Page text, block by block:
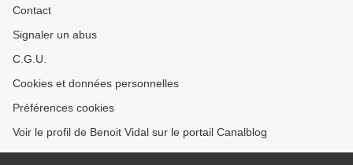
Contact
Signaler un abus
C.G.U.
Cookies et données personnelles
Préférences cookies
Voir le profil de Benoit Vidal sur le portail Canalblog